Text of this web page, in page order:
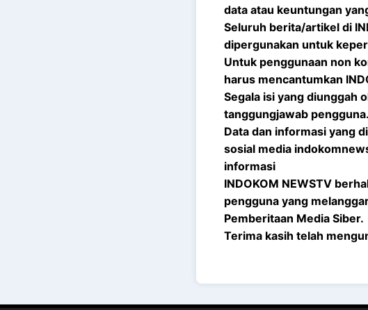
data atau keuntungan
Seluruh berita/artikel di
dipergunakan untuk
Untuk penggunaan non
harus mencantumkan
Segala isi yang diunggah
tanggungjawab pengguna.
Data dan informasi yang
sosial media
informasi
INDOKOM NEWSTV
pengguna yang
Pemberitaan Media Siber.
Terima kasih telah